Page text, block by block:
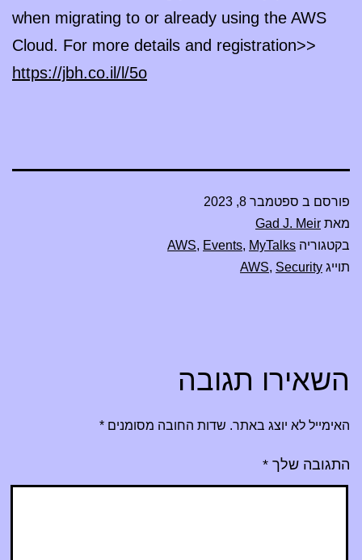
when migrating to or already using the AWS
Cloud. For more details and registration>>
https://jbh.co.il/l/5o
פורסם ב ספטמבר 8, 2023
מאת Gad J. Meir
בקטגוריה
AWS, Events, MyTalks
תוייג
AWS, Security
השאירו תגובה
האימייל לא יוצג באתר. שדות החובה מסומנים *
התגובה שלך *